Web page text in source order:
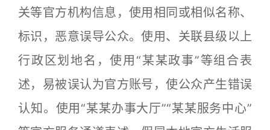
关等官方机构信息，使用相同或相似名称、
标识，恶意误导公众。使用、关联县级以上
行政区划地名，使用“某某政事”等组合表
述，易被误认为官方账号，使公众产生错误
认知。使用“某某办事大厅”“某某服务中心”